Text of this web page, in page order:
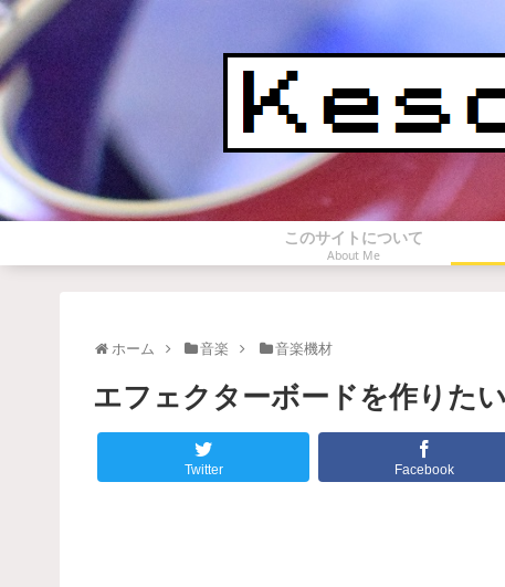
このサイトについて
About Me
ホーム 音楽 音楽機材
エフェクターボードを作りたい
Twitter Facebook